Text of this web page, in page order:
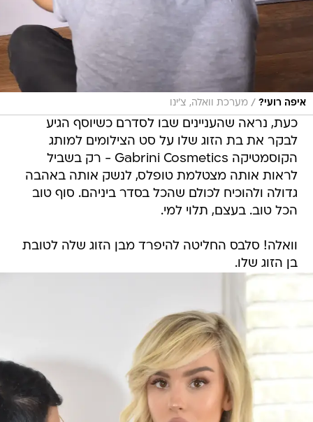
איפה רועי? / מערכת וואלה, צ'ינו
כעת, נראה שהעניינים שבו לסדרם כשיוסף הגיע
לבקר את בת הזוג שלו על סט הצילומים למותג
הקוסמטיקה Gabrini Cosmetics - רק בשביל
לראות אותה מצטלמת טופלס, לנשק אותה באהבה
גדולה ולהוכיח לכולם שהכל בסדר ביניהם. סוף טוב
הכל טוב. בעצם, תלוי למי.
וואלה! סלבס החליטה להיפרד מבן הזוג שלה לטובת
בן הזוג שלו.